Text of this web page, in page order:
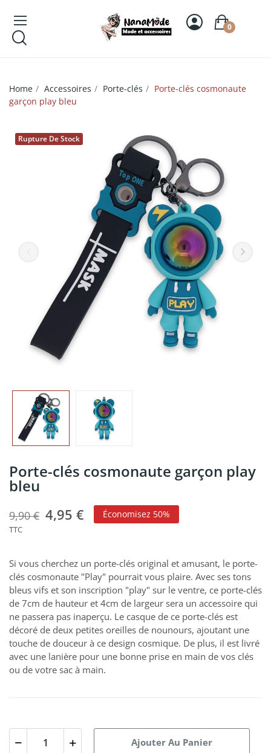
0
Home Accessoires Porte-clés
Porte-clés cosmonaute
garçon play bleu
Rupture De Stock
Porte-clés cosmonaute garçon play
bleu
9,90 € 4,95 € Économisez 50%
TTC
Si vous cherchez un porte-clés original et amusant, le porte-
clés cosmonaute "Play" pourrait vous plaire. Avec ses tons
bleus vifs et son inscription "play" sur le ventre, ce porte-clés
de 7cm de hauteur et 4cm de largeur sera un accessoire qui
ne passera pas inaperçu. Le casque de ce porte-clés est
décoré de deux petites oreilles de nounours, ajoutant une
touche de douceur à ce design cosmique. De plus, il est livré
avec une lanière pour une bonne prise en main de vos clés
ou de votre sac à main.
Ajouter Au Panier